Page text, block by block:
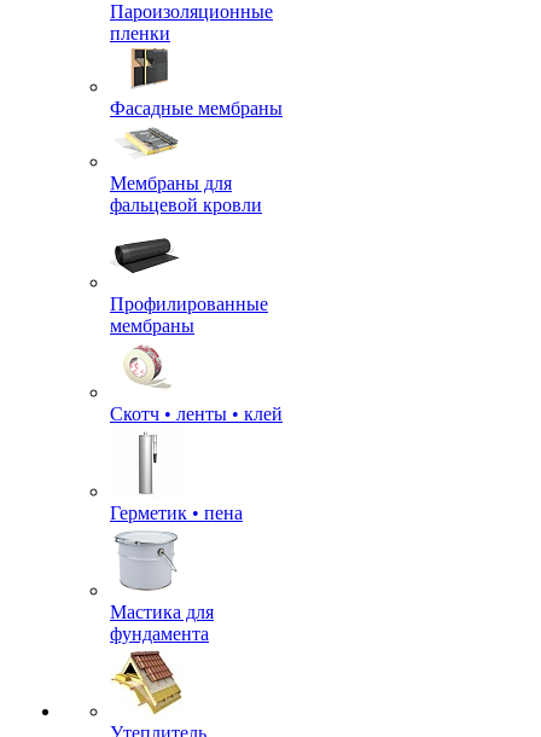
Пароизоляционные
пленки
Фасадные мембраны
Мембраны для
фальцевой кровли
Профилированные
мембраны
Скотч • ленты • клей
Герметик • пена
Мастика для
фундамента
Утеплитель